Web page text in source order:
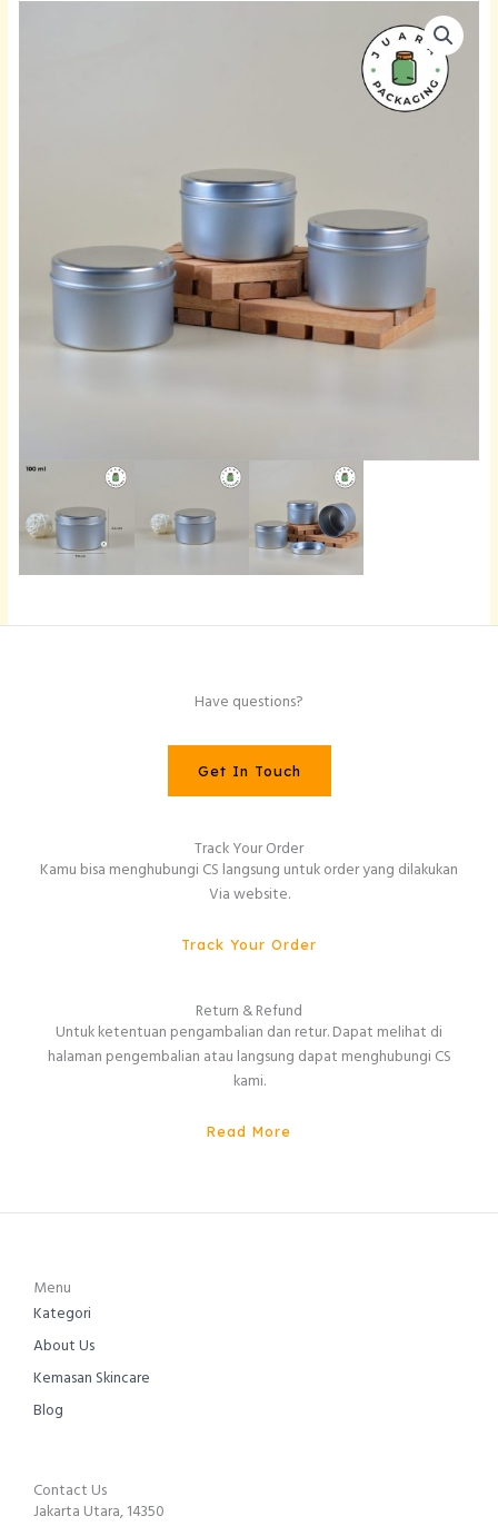
Have questions?
Get In Touch
Track Your Order
Kamu bisa menghubungi CS langsung untuk order yang dilakukan
Via website.
Track Your Order
Return & Refund
Untuk ketentuan pengambalian dan retur. Dapat melihat di
halaman pengembalian atau langsung dapat menghubungi CS
kami.
Read More
Menu
Kategori
About Us
Kemasan Skincare
Blog
Contact Us
Jakarta Utara, 14350